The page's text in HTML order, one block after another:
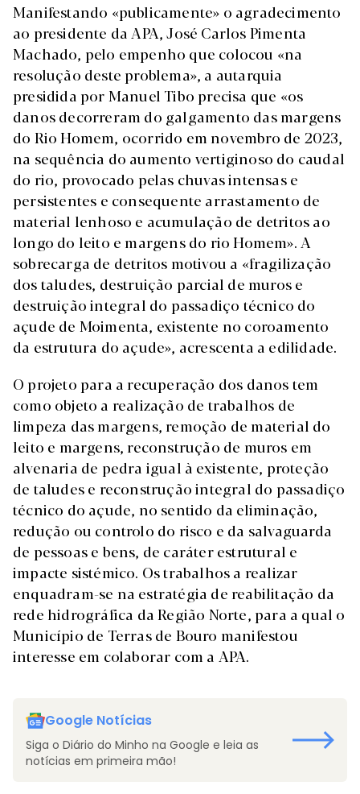
Manifestando «publicamente» o agradecimento
ao presidente da APA, José Carlos Pimenta
Machado, pelo empenho que colocou «na
resolução deste problema», a autarquia
presidida por Manuel Tibo precisa que «os
danos decorreram do galgamento das margens
do Rio Homem, ocorrido em novembro de 2023,
na sequência do aumento vertiginoso do caudal
do rio, provocado pelas chuvas intensas e
persistentes e consequente arrastamento de
material lenhoso e acumulação de detritos ao
longo do leito e margens do rio Homem». A
sobrecarga de detritos motivou a «fragilização
dos taludes, destruição parcial de muros e
destruição integral do passadiço técnico do
açude de Moimenta, existente no coroamento
da estrutura do açude», acrescenta a edilidade.
O projeto para a recuperação dos danos tem
como objeto a realização de trabalhos de
limpeza das margens, remoção de material do
leito e margens, reconstrução de muros em
alvenaria de pedra igual à existente, proteção
de taludes e reconstrução integral do passadiço
técnico do açude, no sentido da eliminação,
redução ou controlo do risco e da salvaguarda
de pessoas e bens, de caráter estrutural e
impacte sistémico. Os trabalhos a realizar
enquadram-se na estratégia de reabilitação da
rede hidrográfica da Região Norte, para a qual o
Município de Terras de Bouro manifestou
interesse em colaborar com a APA.
Google Notícias
Siga o Diário do Minho na Google e leia as
notícias em primeira mão!